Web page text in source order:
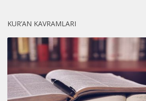
KUR’AN KAVRAMLARI